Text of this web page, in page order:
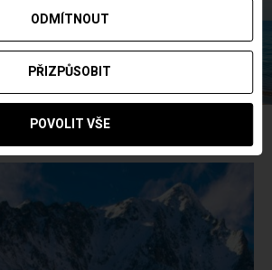
ODMÍTNOUT
PŘIZPŮSOBIT
POVOLIT VŠE